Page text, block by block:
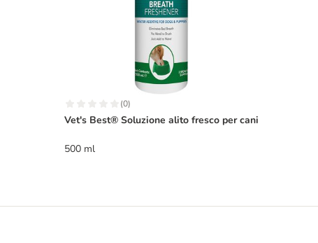
(0)
Vet's Best® Soluzione alito fresco per cani
500 ml